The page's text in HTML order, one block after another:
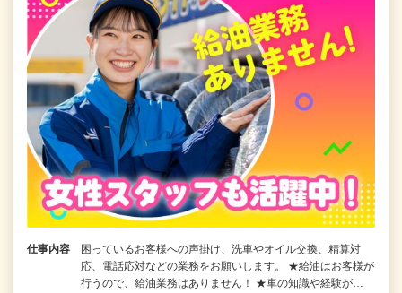
仕事内容
困っているお客様への声掛け、洗車やオイル交換、精算対
応、電話応対などの業務をお願いします。 ★給油はお客様が
行うので、給油業務はありません！ ★車の知識や経験が…